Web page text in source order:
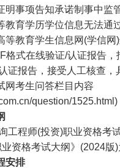
事项告知承诺制事中监
教育学历学位信息无法通
等教育学生信息网(学信网
格式在线验证/认证报告，
证报告，接受人工核查，
网考生问答栏目内容
question/1525.html)
程师(投资)职业资格考
资格考试大纲》(2024版)
安排